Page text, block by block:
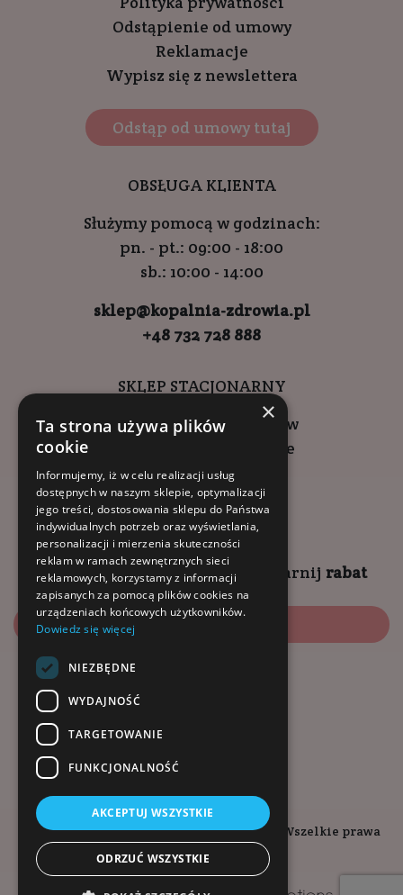
Odstąpienie od umowy
Reklamacje
Wypisz się z newslettera
Odstąp od umowy tutaj
OBSŁUGA KLIENTA
Służymy pomocą w godzinach:
pn. - pt.: 09:00 - 18:00
sb.: 10:00 - 14:00
sklep@kopalnia-zdrowia.pl
+48 732 728 888
SKLEP STACJONARNY
ul. Wadowicka 6, Kraków
Kompleks Buma Square
godziny otwarcia:
9:00 - 18:00 (pon-pt)
10:00 - 14:00 (sob)
Zapisz się naNEWSLETTER zgarnij rabat
Zapisz się
Copyright © 2026. Kopalnia-Zdrowia.pl - Wszelkie prawa
×
Ta strona używa plików
cookie
Informujemy, iż w celu realizacji usług
dostępnych w naszym sklepie, optymalizacji
jego treści, dostosowania sklepu do Państwa
indywidualnych potrzeb oraz wyświetlania,
personalizacji i mierzenia skuteczności
reklam w ramach zewnętrznych sieci
reklamowych, korzystamy z informacji
zapisanych za pomocą plików cookies na
urządzeniach końcowych użytkowników.
Dowiedz się więcej
NIEZBĘDNE
WYDAJNOŚĆ
TARGETOWANIE
FUNKCJONALNOŚĆ
AKCEPTUJ WSZYSTKIE
ODRZUĆ WSZYSTKIE